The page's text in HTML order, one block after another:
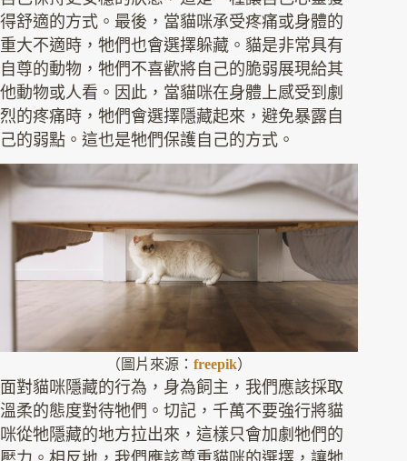
得舒適的方式。最後，當貓咪承受疼痛或身體的
重大不適時，牠們也會選擇躲藏。貓是非常具有
自尊的動物，牠們不喜歡將自己的脆弱展現給其
他動物或人看。因此，當貓咪在身體上感受到劇
烈的疼痛時，牠們會選擇隱藏起來，避免暴露自
己的弱點。這也是牠們保護自己的方式。
（圖片來源：freepik）
面對貓咪隱藏的行為，身為飼主，我們應該採取
溫柔的態度對待牠們。切記，千萬不要強行將貓
咪從牠隱藏的地方拉出來，這樣只會加劇牠們的